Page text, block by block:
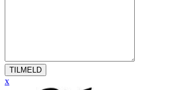
TILMELD
x